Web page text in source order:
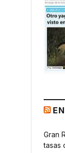
Gran
tasas